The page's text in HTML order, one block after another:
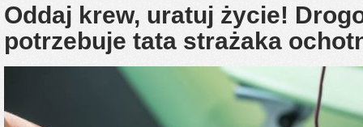
Oddaj krew, uratuj życie!
potrzebuje tata strażaka